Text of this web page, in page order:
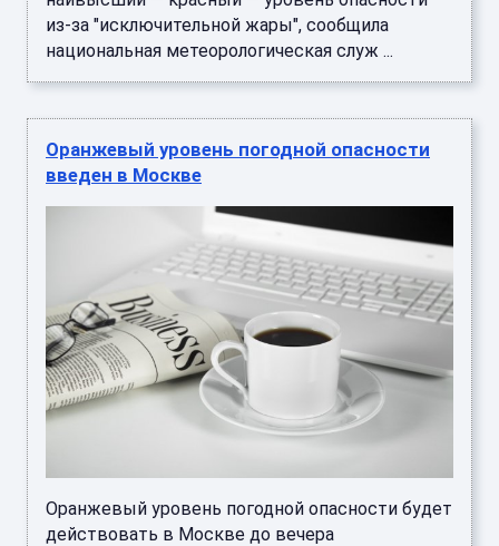
из-за "исключительной жары", сообщила
национальная метеорологическая служ ...
Оранжевый уровень погодной опасности
введен в Москве
Оранжевый уровень погодной опасности будет
действовать в Москве до вечера